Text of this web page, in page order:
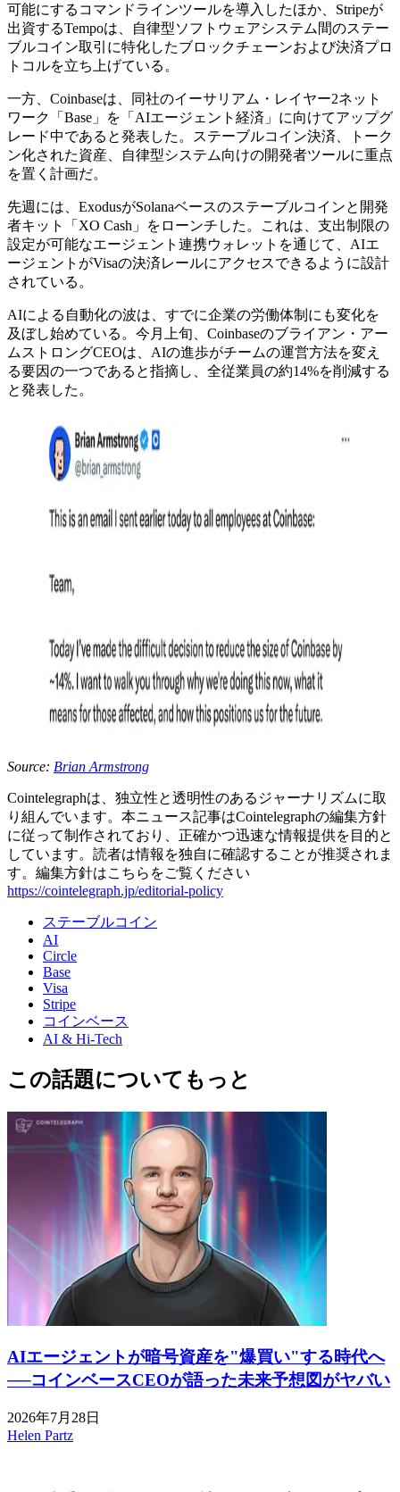
可能にするコマンドラインツールを導入したほか、Stripeが
出資するTempoは、自律型ソフトウェアシステム間のステー
ブルコイン取引に特化したブロックチェーンおよび決済プロ
トコルを立ち上げている。
一方、Coinbaseは、同社のイーサリアム・レイヤー2ネット
ワーク「Base」を「AIエージェント経済」に向けてアップグ
レード中であると発表した。ステーブルコイン決済、トーク
ン化された資産、自律型システム向けの開発者ツールに重点
を置く計画だ。
先週には、ExodusがSolanaベースのステーブルコインと開発
者キット「XO Cash」をローンチした。これは、支出制限の
設定が可能なエージェント連携ウォレットを通じて、AIエ
ージェントがVisaの決済レールにアクセスできるように設計
されている。
AIによる自動化の波は、すでに企業の労働体制にも変化を
及ぼし始めている。今月上旬、Coinbaseのブライアン・アー
ムストロングCEOは、AIの進歩がチームの運営方法を変え
る要因の一つであると指摘し、全従業員の約14%を削減する
と発表した。
Source: Brian Armstrong
Cointelegraphは、独立性と透明性のあるジャーナリズムに取
り組んでいます。本ニュース記事はCointelegraphの編集方針
に従って制作されており、正確かつ迅速な情報提供を目的と
しています。読者は情報を独自に確認することが推奨されま
す。編集方針はこちらをご覧ください
https://cointelegraph.jp/editorial-policy
ステーブルコイン
AI
Circle
Base
Visa
Stripe
コインベース
AI & Hi-Tech
この話題についてもっと
AIエージェントが暗号資産を"爆買い"する時代へ
──コインベースCEOが語った未来予想図がヤバい
2026年7月28日
Helen Partz